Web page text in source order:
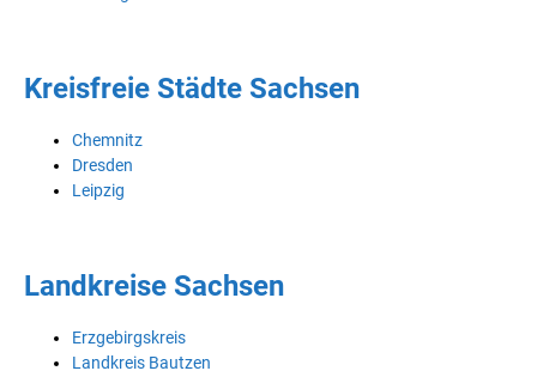
Kreisfreie Städte Sachsen
Chemnitz
Dresden
Leipzig
Landkreise Sachsen
Erzgebirgskreis
Landkreis Bautzen